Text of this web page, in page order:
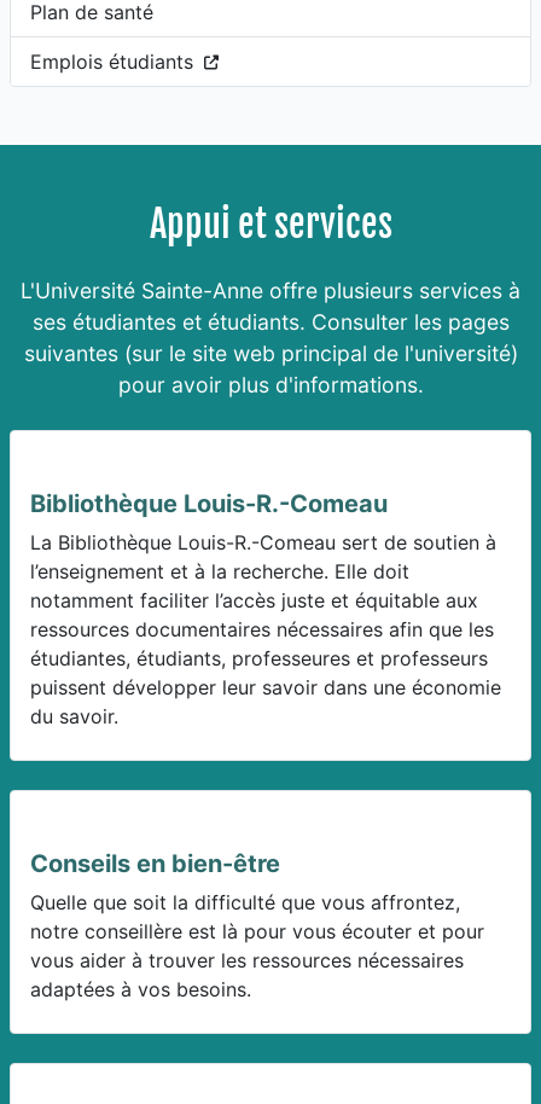
Plan de santé
Emplois étudiants (Ce lien ouvre dans un nouvel onglet)
Appui et services
L'Université Sainte-Anne offre plusieurs services à
ses étudiantes et étudiants. Consulter les pages
suivantes (sur le site web principal de l'université)
pour avoir plus d'informations.
Bibliothèque Louis-R.-Comeau
La Bibliothèque Louis-R.-Comeau sert de soutien à
l’enseignement et à la recherche. Elle doit
notamment faciliter l’accès juste et équitable aux
ressources documentaires nécessaires afin que les
étudiantes, étudiants, professeures et professeurs
puissent développer leur savoir dans une économie
du savoir.
Conseils en bien-être
Quelle que soit la difficulté que vous affrontez,
notre conseillère est là pour vous écouter et pour
vous aider à trouver les ressources nécessaires
adaptées à vos besoins.